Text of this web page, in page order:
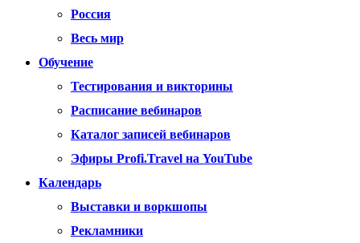
Россия
Весь мир
Обучение
Тестирования и викторины
Расписание вебинаров
Каталог записей вебинаров
Эфиры Profi.Travel на YouTube
Календарь
Выставки и воркшопы
Рекламники